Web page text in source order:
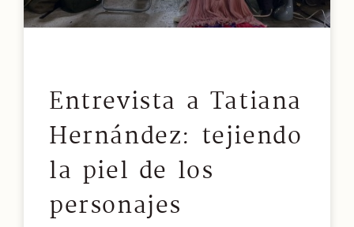
Entrevista a Tatiana
Hernández: tejiendo
la piel de los
personajes